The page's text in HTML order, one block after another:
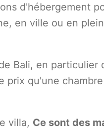
d'hébergement
en ville ou en
Bali, en particulier
prix qu'une
villa, Ce sont des